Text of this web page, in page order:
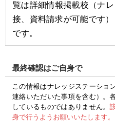
覧は詳細情報掲載校（ナ
接、資料請求が可能です）
です。
最終確認はご自身で
この情報はナレッジステーショ
連絡いただいた事項を含む）。
しているものではありません。
身で行うようお願いいたします。